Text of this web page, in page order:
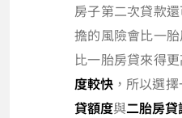
房子第二次貸款
擔的風險會比一
比一胎房貸來得
度較快 ，所以選
貸額度與二胎房貸